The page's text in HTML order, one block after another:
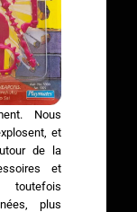
Nous
et
de la
et
toutefois
plus